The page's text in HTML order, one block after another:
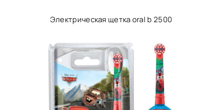
Электрическая щетка oral b 2500